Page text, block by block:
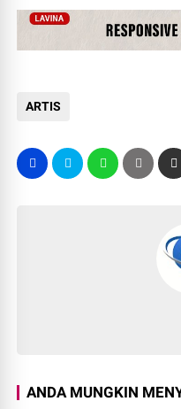
ARTIS
ANDA MUNGKIN